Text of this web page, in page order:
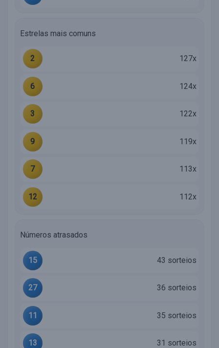
Estrelas mais comuns
2 127x
6 124x
3 122x
9 119x
7 113x
12 112x
Números atrasados
15 43 sorteios
27 36 sorteios
11 35 sorteios
13 31 sorteios